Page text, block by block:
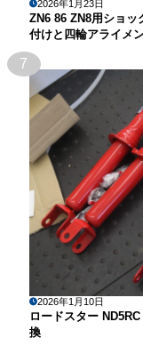
2026年1月23日
ZN6 86 ZN8用ショッ
付けと四輪アライメ
7
2026年1月10日
ロードスター
換